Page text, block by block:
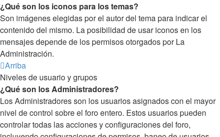
¿Qué son los iconos para los temas?
Son imágenes elegidas por el autor del tema para indicar el
contenido del mismo. La posibilidad de usar iconos en los
mensajes depende de los permisos otorgados por La
Administración.
Arriba
Niveles de usuario y grupos
¿Qué son los Administradores?
Los Administradores son los usuarios asignados con el mayor
nivel de control sobre el foro entero. Estos usuarios pueden
controlar todas las acciones y configuraciones del foro,